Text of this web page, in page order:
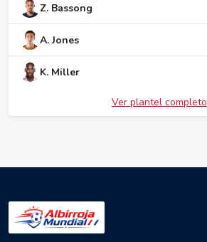
Z. Bassong
A. Jones
K. Miller
Ver plantel completo